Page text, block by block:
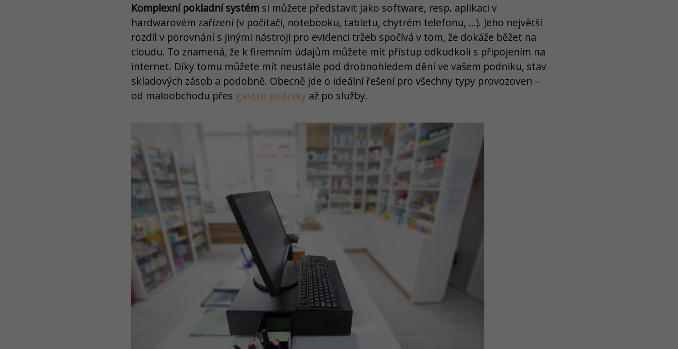
Komplexní pokladní systém si můžete představit jako software, resp. aplikaci v
hardwarovém zařízení (v počítači, notebooku, tabletu, chytrém telefonu, …). Jeho největší
rozdíl v porovnání s jinými nástroji pro evidenci tržeb spočívá v tom, že dokáže běžet na
cloudu. To znamená, že k firemním údajům můžete mít přístup odkudkoli s připojením na
internet. Díky tomu můžete mít neustále pod drobnohledem dění ve vašem podniku, stav
skladových zásob a podobně. Obecně jde o ideální řešení pro všechny typy provozoven –
od maloobchodu přes gastro podniky až po služby.